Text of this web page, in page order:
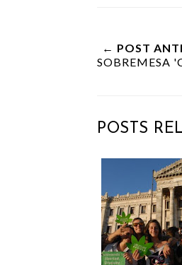
← POST
SOBREMESA
POSTS